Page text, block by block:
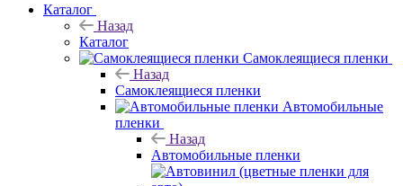
Каталог
Назад
Каталог
Самоклеящиеся пленки
Назад
Самоклеящиеся пленки
Автомобильные
пленки
Назад
Автомобильные пленки